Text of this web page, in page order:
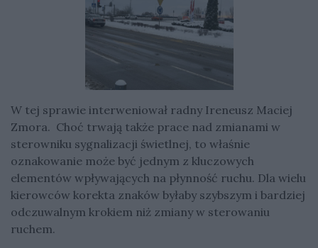
W tej sprawie interweniował radny Ireneusz Maciej
Zmora. Choć trwają także prace nad zmianami w
sterowniku sygnalizacji świetlnej, to właśnie
oznakowanie może być jednym z kluczowych
elementów wpływających na płynność ruchu. Dla wielu
kierowców korekta znaków byłaby szybszym i bardziej
odczuwalnym krokiem niż zmiany w sterowaniu
ruchem.